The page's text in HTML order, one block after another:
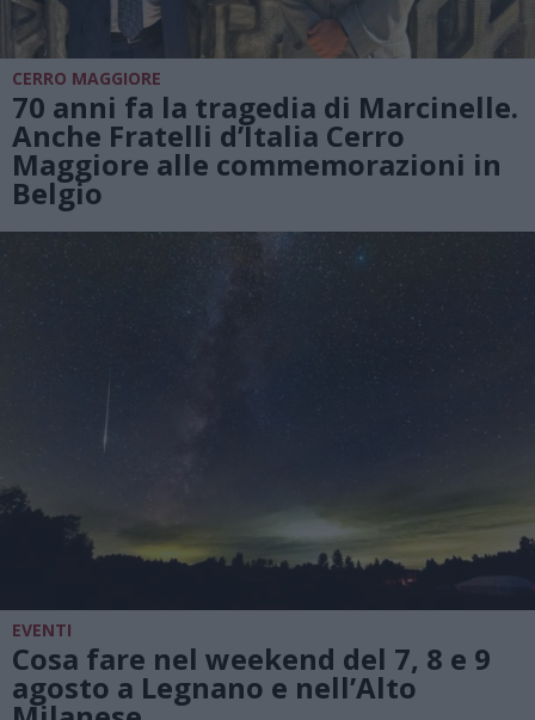
CERRO MAGGIORE
70 anni fa la tragedia di Marcinelle.
Anche Fratelli d’Italia Cerro
Maggiore alle commemorazioni in
Belgio
EVENTI
Cosa fare nel weekend del 7, 8 e 9
agosto a Legnano e nell’Alto